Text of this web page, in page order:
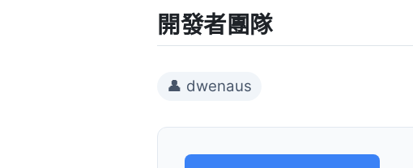
開發者團隊
👤 dwenaus